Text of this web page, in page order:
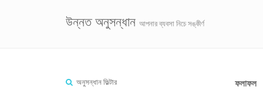
উন্নত অনুসন্ধান আপনার ব্যবসা নিচে সঙ্কীর্ণ
অনুসন্ধান ফিল্টার ফলাফল